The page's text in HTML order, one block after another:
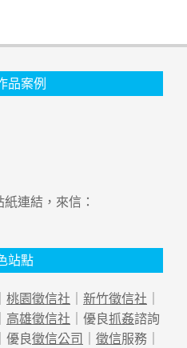
品案例
連結，來信：
站點
｜ 桃園徵信社 ｜ 新竹徵信社 ｜
｜ 高雄徵信社 ｜優良抓姦諮詢
｜優良徵信公司 ｜ 徵信服務｜